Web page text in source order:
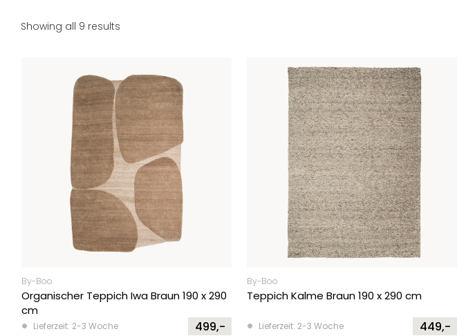
Showing all 9 results
By-Boo
Organischer Teppich Iwa Braun 190 x 290
cm
Lieferzeit: 2-3 Woche 499,-
By-Boo
Teppich Kalme Braun 190 x 290 cm
Lieferzeit: 2-3 Woche 449,-